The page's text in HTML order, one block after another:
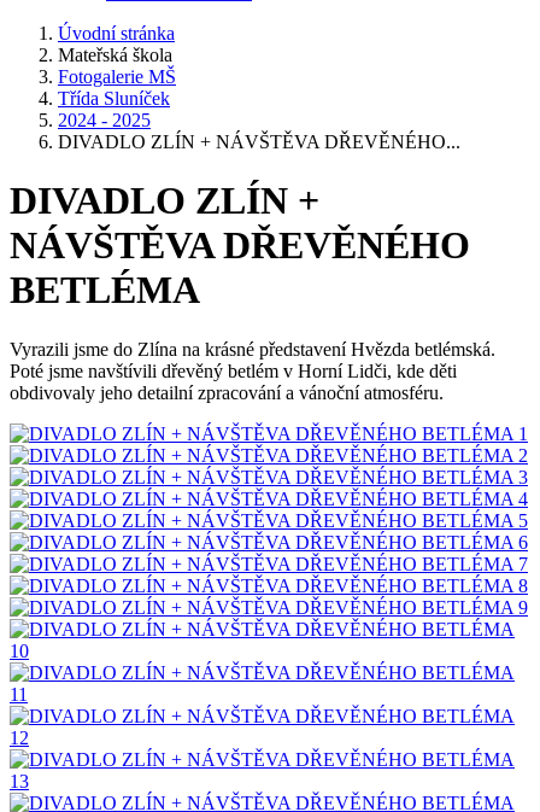
Úvodní stránka
Mateřská škola
Fotogalerie MŠ
Třída Sluníček
2024 - 2025
DIVADLO ZLÍN + NÁVŠTĚVA DŘEVĚNÉHO...
DIVADLO ZLÍN +
NÁVŠTĚVA DŘEVĚNÉHO
BETLÉMA
Vyrazili jsme do Zlína na krásné představení Hvězda betlémská.
Poté jsme navštívili dřevěný betlém v Horní Lidči, kde děti
obdivovaly jeho detailní zpracování a vánoční atmosféru.